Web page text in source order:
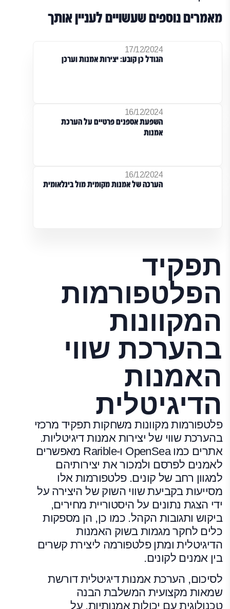
מאמרים נוספים שעשויים לעניין אותך
17/12/2024
הגודל כן קובע: יצירות אמנות וערכן
16/12/2024
השפעת אספנים פרטיים על הערכת
אמנות
16/12/2024
הערכה של אמנות מקומית מול בינלאומית
תפקיד
הפלטפורמות
המקוונות
בהערכת שווי
האמנות
הדיגיטלית
פלטפורמות מקוונות משחקות תפקיד מרכזי
בהערכת שווי של יצירות אמנות דיגיטליות.
אתרים כמו OpenSea ו-Rarible מאפשרים
לאמנים לפרסם ולמכור את יצירותיהם
למגוון רחב של קונים. פלטפורמות אלו
מסייעות בקביעת שווי השוק של היצירה על
ידי הצגת נתונים על היסטוריית מחירים,
ביקוש ותגובות הקהל. כמו כן, הן מספקות
כלים לחקר מגמות בשוק האמנות
הדיגיטלית ומתן פלטפורמה ליצירת קשרים
בין אמנים לקונים.
לסיכום, הערכת אמנות דיגיטלית דורשת
שמאות מקצועית המשלבת הבנה
טכנולוגית עם יכולות אמנותיות. על